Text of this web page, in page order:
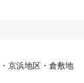
京浜地区・倉敷地